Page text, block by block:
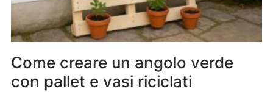
Come creare un angolo verde
con pallet e vasi riciclati